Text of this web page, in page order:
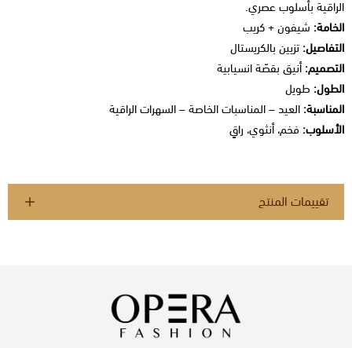
الراقية بأسلوب عصري.
الخامة: شيفون + كريب
التفاصيل: تزيين بالكريستال
التصميم:أنيق بقصّة انسيابية
الطول: طويل
المناسبة: العيد – المناسبات الخاصة – السهرات الراقية
الأسلوب: فخم، أنثوي، راقٍ
تقييمات المنتج